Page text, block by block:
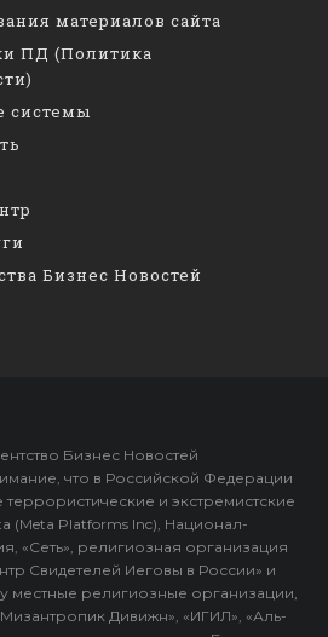
материалов сайта
ПД (Политика
системы
Бизнес Новостей
Бизнес Новостей
что в Российской Федерации
и экстремистские
(Meta Platforms Inc), Национал-
«Сеть», религиозная организация
Свидетелей Иеговы в России» и
местные религиозные организации,
Дивижн», «ИГИЛ», «Аль-